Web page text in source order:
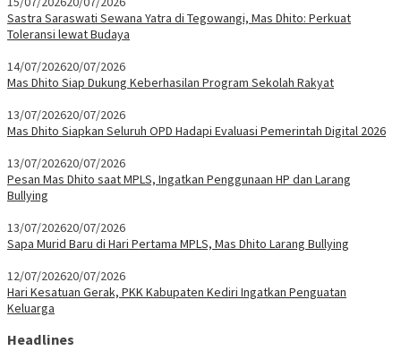
Sastra Saraswati Sewana Yatra di Tegowangi, Mas Dhito: Perkuat
Toleransi lewat Budaya
14/07/202620/07/2026
Mas Dhito Siap Dukung Keberhasilan Program Sekolah Rakyat
13/07/202620/07/2026
Mas Dhito Siapkan Seluruh OPD Hadapi Evaluasi Pemerintah Digital 2026
13/07/202620/07/2026
Pesan Mas Dhito saat MPLS, Ingatkan Penggunaan HP dan Larang
Bullying
13/07/202620/07/2026
Sapa Murid Baru di Hari Pertama MPLS, Mas Dhito Larang Bullying
12/07/202620/07/2026
Hari Kesatuan Gerak, PKK Kabupaten Kediri Ingatkan Penguatan
Keluarga
Headlines